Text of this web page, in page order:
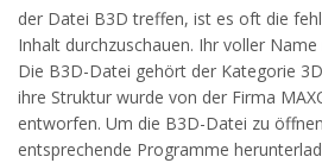
der Datei B3D treffen, ist es oft die
Inhalt durchzuschauen. Ihr voller
Die B3D-Datei gehört der Kategorie
ihre Struktur wurde von der Firma
entworfen. Um die B3D-Datei zu
entsprechende Programme